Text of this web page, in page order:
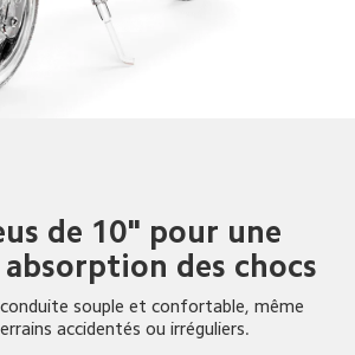
de 10" pour une
des chocs
souple et confortable, même
accidentés ou irréguliers.